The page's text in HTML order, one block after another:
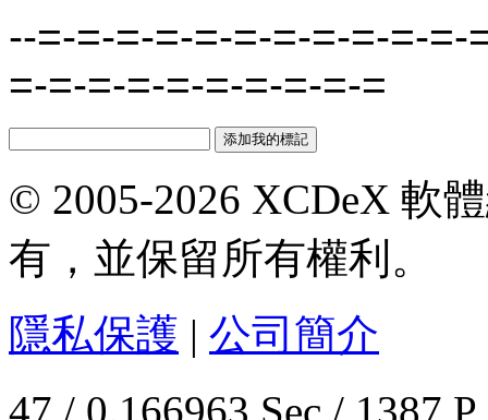
--=-=-=-=-=-=-=-=-=-=-
=-=-=-=-=-=-=-=-=-=
© 2005-2026 XCDeX 軟
有，並保留所有權利。
隱私保護 | 公司簡介